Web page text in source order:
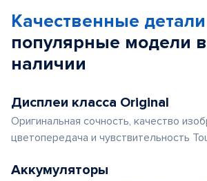
Качественные детали
популярные модели
наличии
Дисплеи класса Original
Оригинальная сочность, качество
цветопередача и чувствительность
Аккумуляторы